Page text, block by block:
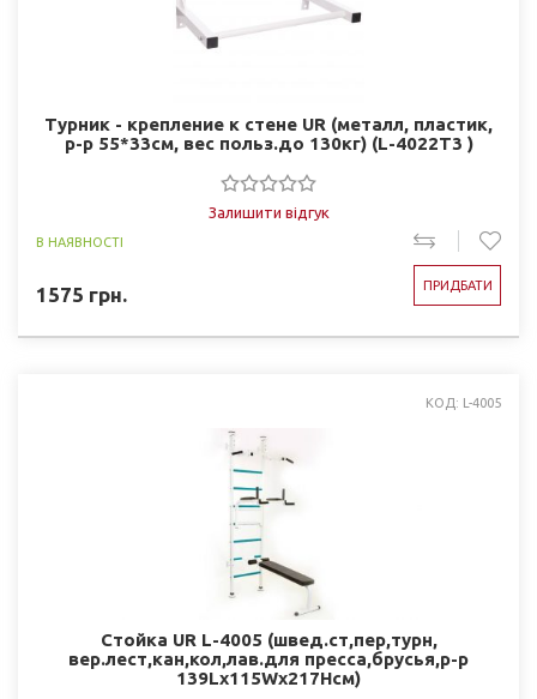
Турник - крепление к стене UR (металл, пластик,
р-р 55*33см, вес польз.до 130кг) (L-4022T3 )
Залишити відгук
В НАЯВНОСТІ
1575 грн. ПРИДБАТИ
КОД: L-4005
Стойка UR L-4005 (швед.ст,пер,турн,
вер.лест,кан,кол,лав.для пресса,брусья,р-р
139Lx115Wx217Hсм)